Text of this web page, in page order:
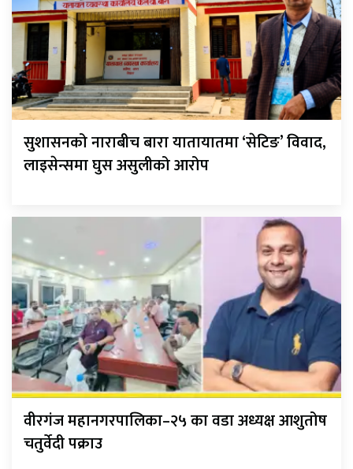
सुशासनको नाराबीच बारा यातायातमा ‘सेटिङ’ विवाद,
लाइसेन्समा घुस असुलीको आरोप
वीरगंज महानगरपालिका–२५ का वडा अध्यक्ष आशुतोष
चतुर्वेदी पक्राउ